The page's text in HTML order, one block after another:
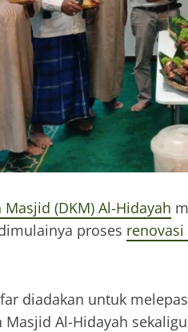
(DKM) Al-Hidayah
proses
diadakan untuk
Masjid Al-Hidayah